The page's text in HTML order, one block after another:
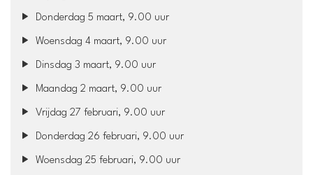
Donderdag 5 maart, 9.00 uur
Woensdag 4 maart, 9.00 uur
Dinsdag 3 maart, 9.00 uur
Maandag 2 maart, 9.00 uur
Vrijdag 27 februari, 9.00 uur
Donderdag 26 februari, 9.00 uur
Woensdag 25 februari, 9.00 uur